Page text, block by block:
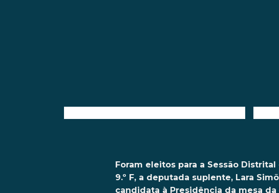
Foram eleitos para a Sessão
9.º F, a deputada suplente, Lara
candidata à Presidência da mesa da